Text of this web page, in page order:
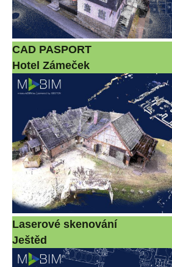
CAD PASPORT
Hotel Zámeček
Laserové skenování
Ještěd